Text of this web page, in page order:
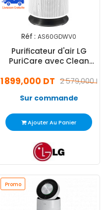
Réf : AS60GDWV0
Purificateur d'air LG
PuriCare avec Clean
2 579,000 DT
1 899,000 DT
Sur commande
Ajouter Au Panier
Promo